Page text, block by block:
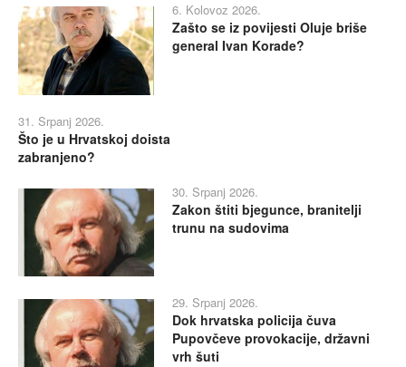
6. Kolovoz 2026.
Zašto se iz povijesti Oluje briše
general Ivan Korade?
31. Srpanj 2026.
Što je u Hrvatskoj doista
zabranjeno?
30. Srpanj 2026.
Zakon štiti bjegunce, branitelji
trunu na sudovima
29. Srpanj 2026.
Dok hrvatska policija čuva
Pupovčeve provokacije, državni
vrh šuti